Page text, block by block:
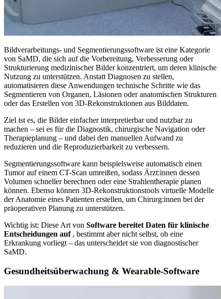
Bildverarbeitungs- und Segmentierungssoftware ist eine Kategorie
von SaMD, die sich auf die Vorbereitung, Verbesserung oder
Strukturierung medizinischer Bilder konzentriert, um deren klinische
Nutzung zu unterstützen. Anstatt Diagnosen zu stellen,
automatisieren diese Anwendungen technische Schritte wie das
Segmentieren von Organen, Läsionen oder anatomischen Strukturen
oder das Erstellen von 3D-Rekonstruktionen aus Bilddaten.
Ziel ist es, die Bilder einfacher interpretierbar und nutzbar zu
machen – sei es für die Diagnostik, chirurgische Navigation oder
Therapieplanung – und dabei den manuellen Aufwand zu
reduzieren und die Reproduzierbarkeit zu verbessern.
Segmentierungssoftware kann beispielsweise automatisch einen
Tumor auf einem CT-Scan umreißen, sodass Ärzt:innen dessen
Volumen schneller berechnen oder eine Strahlentherapie planen
können. Ebenso können 3D-Rekonstruktionstools virtuelle Modelle
der Anatomie eines Patienten erstellen, um Chirurg:innen bei der
präoperativen Planung zu unterstützen.
Wichtig ist: Diese Art von Software bereitet Daten für klinische
Entscheidungen auf , bestimmt aber nicht selbst, ob eine
Erkrankung vorliegt – das unterscheidet sie von diagnostischer
SaMD.
Gesundheitsüberwachung & Wearable-Software